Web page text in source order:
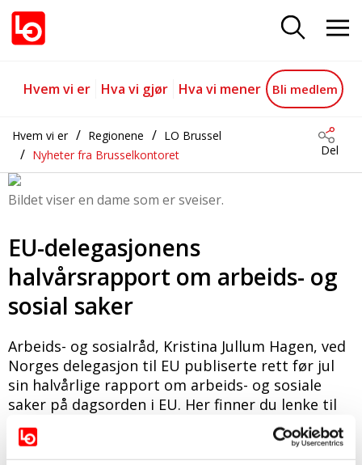
EU-delegasjonens
Gå til hovedinnhold
Gå til navigasjon
Hvem vi er Hva vi gjør Hva vi mener Bli medlem
Hvem vi er Regionene
LO Brussel
Nyheter fra Brusselkontoret
Del
Bildet viser en dame som er sveiser.
EU-delegasjonens
halvårsrapport om arbeids- og
sosial saker
Arbeids- og sosialråd, Kristina Jullum Hagen, ved
Norges delegasjon til EU publiserte rett før jul
sin halvårlige rapport om arbeids- og sosiale
saker på dagsorden i EU. Her finner du lenke til
hele rapporten.
09.01.2023 Sist oppdatert 09.01.2023